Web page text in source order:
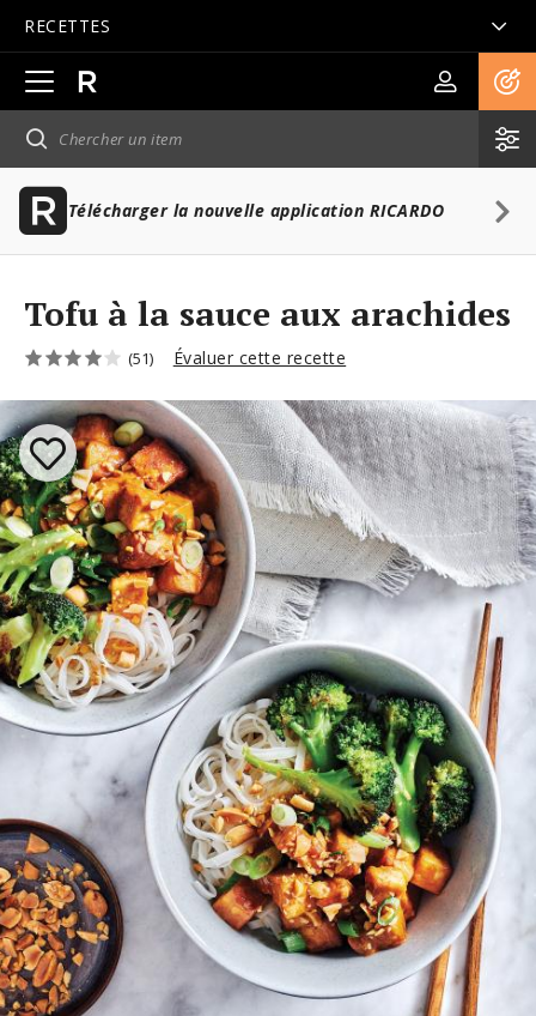
RECETTES
Ouvrir
la
navigation
principale
Télécharger la nouvelle application RICARDO
Tofu à la sauce aux arachides
(51) Évaluer cette recette